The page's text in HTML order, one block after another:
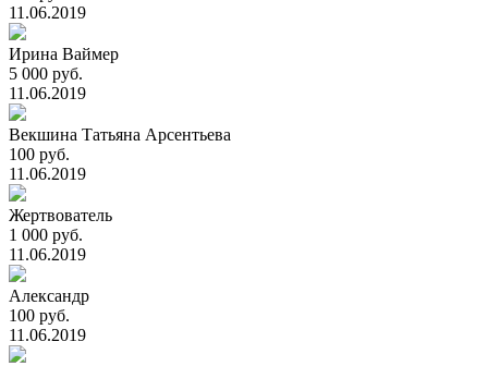
11.06.2019
Ирина Ваймер
5 000 руб.
11.06.2019
Векшина Татьяна Арсентьева
100 руб.
11.06.2019
Жертвователь
1 000 руб.
11.06.2019
Александр
100 руб.
11.06.2019